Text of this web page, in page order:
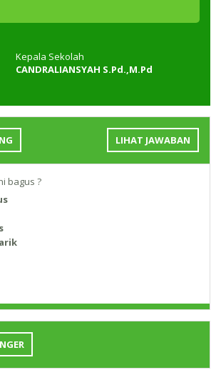
Kepala Sekolah
CANDRALIANSYAH S.Pd.,M.Pd
LIHAT JAWABAN
bagus ?